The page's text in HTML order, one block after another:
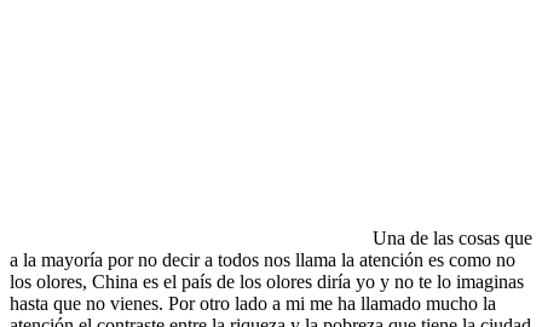
Una de las cosas que
a la mayoría por no decir a todos nos llama la atención es como no
los olores, China es el país de los olores diría yo y no te lo imaginas
hasta que no vienes. Por otro lado a mi me ha llamado mucho la